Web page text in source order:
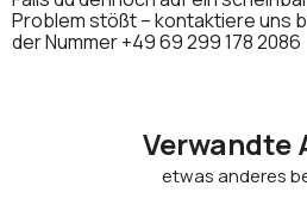
Problem stößt – kontaktiere uns
der Nummer+49 69 299 178 2086
Verwandte
etwas anderes